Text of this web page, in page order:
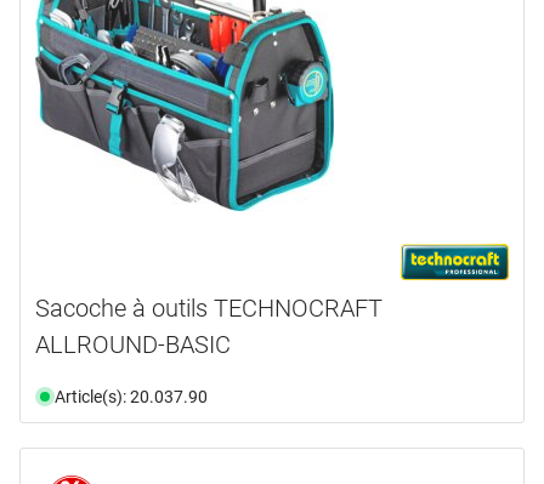
Sacoche à outils TECHNOCRAFT
ALLROUND-BASIC
Article(s): 20.037.90